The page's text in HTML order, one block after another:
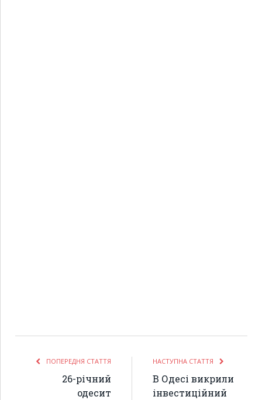
ПОПЕРЕДНЯ СТАТТЯ
26-річний
одесит
НАСТУПНА СТАТТЯ
В Одесі викрили
інвестиційний